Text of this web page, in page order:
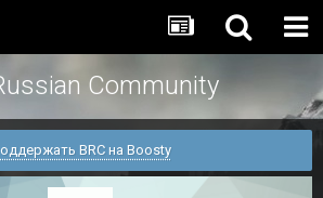
Community
BRC на Boosty